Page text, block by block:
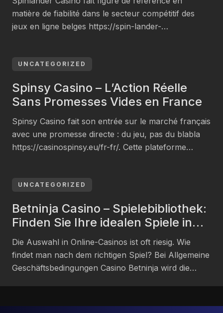
[…]
Belgique.
matière de fiabilité dans le secteur compétitif des
jeux en ligne belges https://spin-lander-
utilisateurs les plus difficiles. Cependant, son
méritent un regard plus approfondi. Qu’est-ce qui
[…]
UNCATEGORIZED
Spinsy Casino – L’Action Réelle
Sans Promesses Vides en France
Spinsy Casino fait son entrée sur le marché français
avec une promesse directe : du jeu, pas du blabla
https://casinospinsy.eu/fr-fr/. Cette plateforme
joueurs en France réclament de l’authentique et du
[…]
UNCATEGORIZED
Betninja Casino – Spielebibliothek:
Finden Sie Ihre idealen Spiele in
Belgien
Die Auswahl in Online-Casinos ist oft riesig. Wie
findet man nach dem richtigen Spiel? Bei Allgemeine
Geschäftsbedingungen Casino Betninja wird die
Größe, sondern vor allem durch ihre kluge Struktur